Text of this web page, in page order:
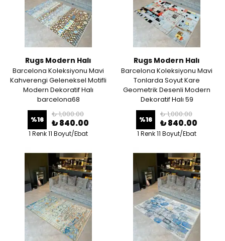
Rugs Modern Halı
Barcelona Koleksiyonu Mavi
Kahverengi Geleneksel Motifli
Modern Dekoratif Halı
barcelona68
%16
₺ 1,000.00
₺ 840.00
1 Renk 11 Boyut/Ebat
Rugs Modern Halı
Barcelona Koleksiyonu Mavi
Tonlarda Soyut Kare
Geometrik Desenli Modern
Dekoratif Halı 59
%16
₺ 1,000.00
₺ 840.00
1 Renk 11 Boyut/Ebat